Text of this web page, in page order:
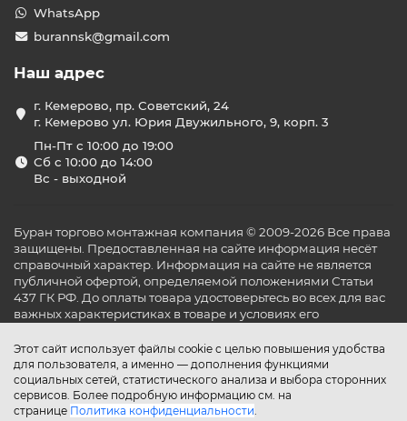
Этот сайт использует файлы cookie с целью повышения удобства
для пользователя, а именно — дополнения функциями
социальных сетей, статистического анализа и выбора сторонних
сервисов. Более подробную информацию см. на
странице Политика конфиденциальности.
WhatsApp
burannsk@gmail.com
Наш адрес
г. Кемерово, пр. Советский, 24
г. Кемерово ул. Юрия Двужильного, 9, корп. 3
Пн-Пт с 10:00 до 19:00
Сб с 10:00 до 14:00
Вс - выходной
Буран торгово монтажная компания © 2009-2026 Все права
защищены. Предоставленная на сайте информация несёт
справочный характер. Информация на сайте не является
публичной офертой, определяемой положениями Статьи
437 ГК РФ. До оплаты товара удостоверьтесь во всех для вас
важных характеристиках в товаре и условиях его